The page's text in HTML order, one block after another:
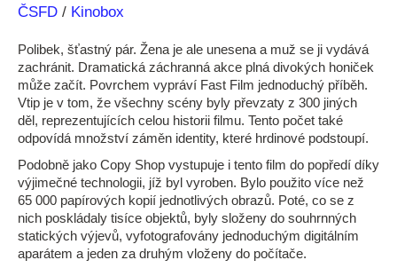
ČSFD / Kinobox
Polibek, šťastný pár. Žena je ale unesena a muž se ji vydává
zachránit. Dramatická záchranná akce plná divokých honiček
může začít. Povrchem vypráví Fast Film jednoduchý příběh.
Vtip je v tom, že všechny scény byly převzaty z 300 jiných
děl, reprezentujících celou historii filmu. Tento počet také
odpovídá množství záměn identity, které hrdinové podstoupí.
Podobně jako Copy Shop vystupuje i tento film do popředí díky
výjimečné technologii, jíž byl vyroben. Bylo použito více než
65 000 papírových kopií jednotlivých obrazů. Poté, co se z
nich poskládaly tisíce objektů, byly složeny do souhrnných
statických výjevů, vyfotografovány jednoduchým digitálním
aparátem a jeden za druhým vloženy do počítače.